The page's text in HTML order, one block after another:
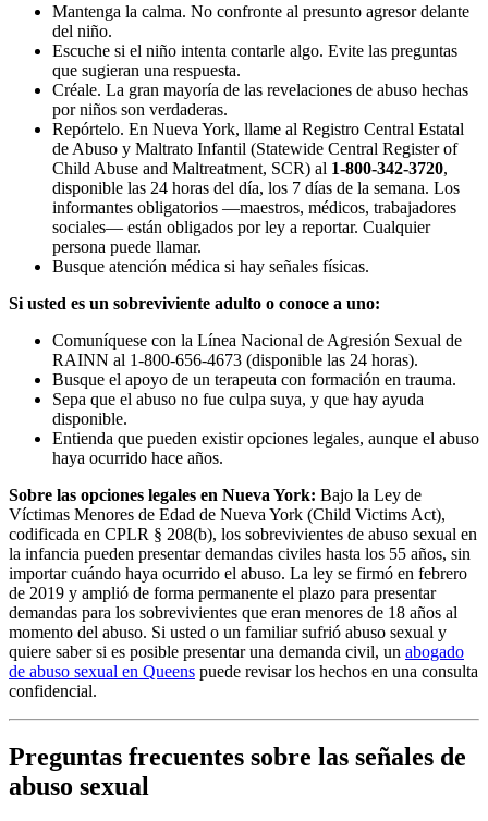
Mantenga la calma. No confronte al presunto agresor delante
del niño.
Escuche si el niño intenta contarle algo. Evite las preguntas
que sugieran una respuesta.
Créale. La gran mayoría de las revelaciones de abuso hechas
por niños son verdaderas.
Repórtelo. En Nueva York, llame al Registro Central Estatal
de Abuso y Maltrato Infantil (Statewide Central Register of
Child Abuse and Maltreatment, SCR) al 1-800-342-3720,
disponible las 24 horas del día, los 7 días de la semana. Los
informantes obligatorios —maestros, médicos, trabajadores
sociales— están obligados por ley a reportar. Cualquier
persona puede llamar.
Busque atención médica si hay señales físicas.
Si usted es un sobreviviente adulto o conoce a uno:
Comuníquese con la Línea Nacional de Agresión Sexual de
RAINN al 1-800-656-4673 (disponible las 24 horas).
Busque el apoyo de un terapeuta con formación en trauma.
Sepa que el abuso no fue culpa suya, y que hay ayuda
disponible.
Entienda que pueden existir opciones legales, aunque el abuso
haya ocurrido hace años.
Sobre las opciones legales en Nueva York: Bajo la Ley de
Víctimas Menores de Edad de Nueva York (Child Victims Act),
codificada en CPLR § 208(b), los sobrevivientes de abuso sexual en
la infancia pueden presentar demandas civiles hasta los 55 años, sin
importar cuándo haya ocurrido el abuso. La ley se firmó en febrero
de 2019 y amplió de forma permanente el plazo para presentar
demandas para los sobrevivientes que eran menores de 18 años al
momento del abuso. Si usted o un familiar sufrió abuso sexual y
quiere saber si es posible presentar una demanda civil, un abogado
de abuso sexual en Queens puede revisar los hechos en una consulta
confidencial.
Preguntas frecuentes sobre las señales de
abuso sexual